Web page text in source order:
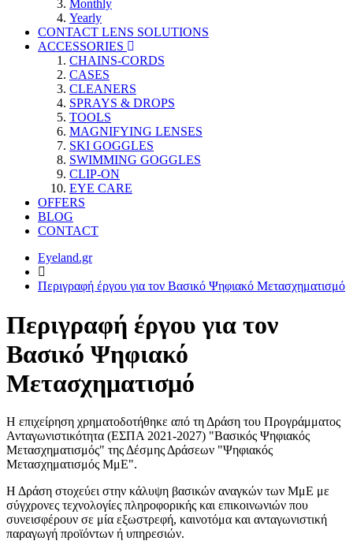
Monthly
Yearly
CONTACT LENS SOLUTIONS
ACCESSORIES
CHAINS-CORDS
CASES
CLEANERS
SPRAYS & DROPS
TOOLS
MAGNIFYING LENSES
SKI GOGGLES
SWIMMING GOGGLES
CLIP-ON
EYE CARE
OFFERS
BLOG
CONTACT
Eyeland.gr
Περιγραφή έργου για τον Βασικό Ψηφιακό Μετασχηματισμό
Περιγραφή έργου για τον
Βασικό Ψηφιακό
Μετασχηματισμό
Η επιχείρηση χρηματοδοτήθηκε από τη Δράση του Προγράμματος
Ανταγωνιστικότητα (ΕΣΠΑ 2021-2027) "Βασικός Ψηφιακός
Μετασχηματισμός" της Δέσμης Δράσεων "Ψηφιακός
Μετασχηματισμός ΜμΕ".
Η Δράση στοχεύει στην κάλυψη βασικών αναγκών των ΜμΕ με
σύγχρονες τεχνολογίες πληροφορικής και επικοινωνιών που
συνεισφέρουν σε μία εξωστρεφή, καινοτόμα και ανταγωνιστική
παραγωγή προϊόντων ή υπηρεσιών.